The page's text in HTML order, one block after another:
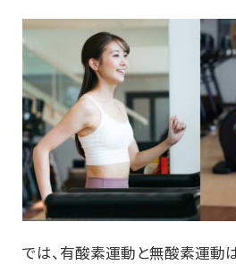
では、有酸素運動と無酸素運動